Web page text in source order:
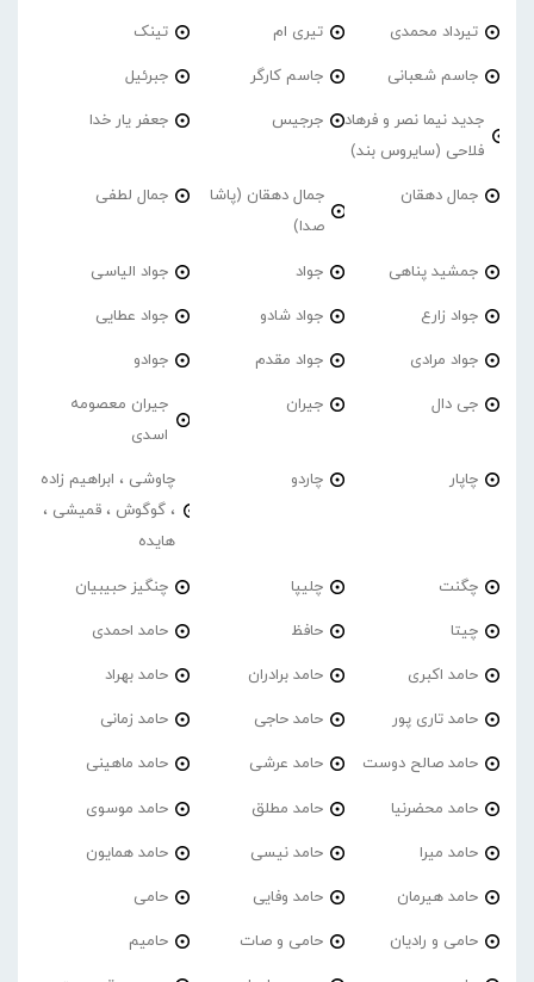
تیرداد محمدی تیری ام تینک
جاسم شعبانی جاسم کارگر جبرئیل
جدید نیما نصر و فرهاد
فلاحی (سایروس بند)
جرجیس جعفر یار خدا
جمال دهقان
جمال دهقان (پاشا
صدا)
جمال لطفی
جمشید پناهی جواد جواد الیاسی
جواد زارع جواد شادو جواد عطایی
جواد مرادی جواد مقدم جوادو
جی دال جیران
جیران معصومه
اسدی
چاپار چاردو
چاوشی ، ابراهیم زاده
، گوگوش ، قمیشی ،
هایده
چگنت چلیپا چنگیز حبیبیان
چیتا حافظ حامد احمدی
حامد اکبری حامد برادران حامد بهراد
حامد تاری پور حامد حاجی حامد زمانی
حامد صالح دوست حامد عرشی حامد ماهینی
حامد محضرنیا حامد مطلق حامد موسوی
حامد میرا حامد نیسی حامد همایون
حامد هیرمان حامد وفایی حامی
حامی و رادیان حامی و صات حامیم